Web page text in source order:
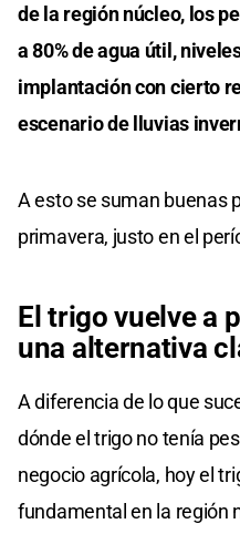
de la región núcleo, los
a 80% de agua útil,
implantación con cierto
escenario de lluvias
A esto se suman buenas
primavera, justo en el
El trigo vuelve a
una alternativa
A diferencia de lo que
dónde el trigo no tenía
negocio agrícola, hoy el
fundamental en la región